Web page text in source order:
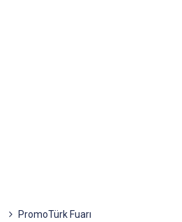
PromoTürk Fuarı